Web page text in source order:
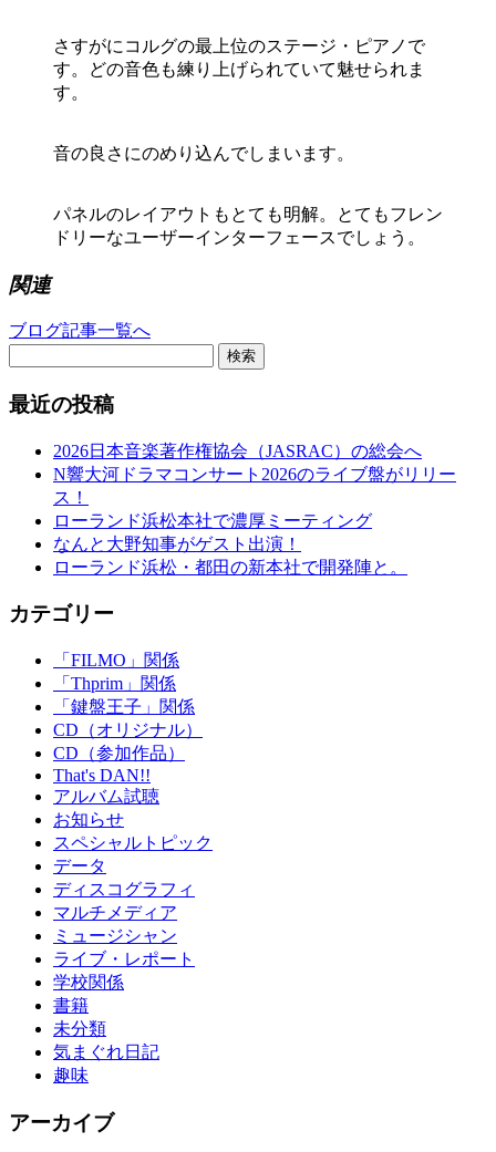
さすがにコルグの最上位のステージ・ピアノで
す。どの音色も練り上げられていて魅せられま
す。
音の良さにのめり込んでしまいます。
パネルのレイアウトもとても明解。とてもフレン
ドリーなユーザーインターフェースでしょう。
関連
ブログ記事一覧へ
検索
最近の投稿
2026日本音楽著作権協会（JASRAC）の総会へ
N響大河ドラマコンサート2026のライブ盤がリリー
ス！
ローランド浜松本社で濃厚ミーティング
なんと大野知事がゲスト出演！
ローランド浜松・都田の新本社で開発陣と。
カテゴリー
「FILMO」関係
「Thprim」関係
「鍵盤王子」関係
CD（オリジナル）
CD（参加作品）
That's DAN!!
アルバム試聴
お知らせ
スペシャルトピック
データ
ディスコグラフィ
マルチメディア
ミュージシャン
ライブ・レポート
学校関係
書籍
未分類
気まぐれ日記
趣味
アーカイブ